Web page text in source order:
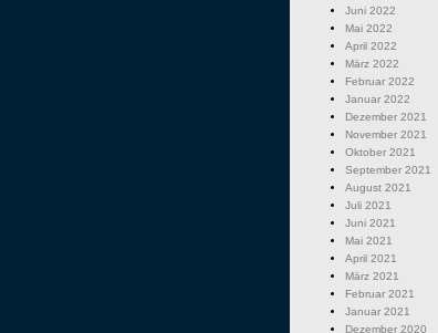
Juni 2022
Mai 2022
April 2022
März 2022
Februar 2022
Januar 2022
Dezember 2021
November 2021
Oktober 2021
September 2021
August 2021
Juli 2021
Juni 2021
Mai 2021
April 2021
März 2021
Februar 2021
Januar 2021
Dezember 2020